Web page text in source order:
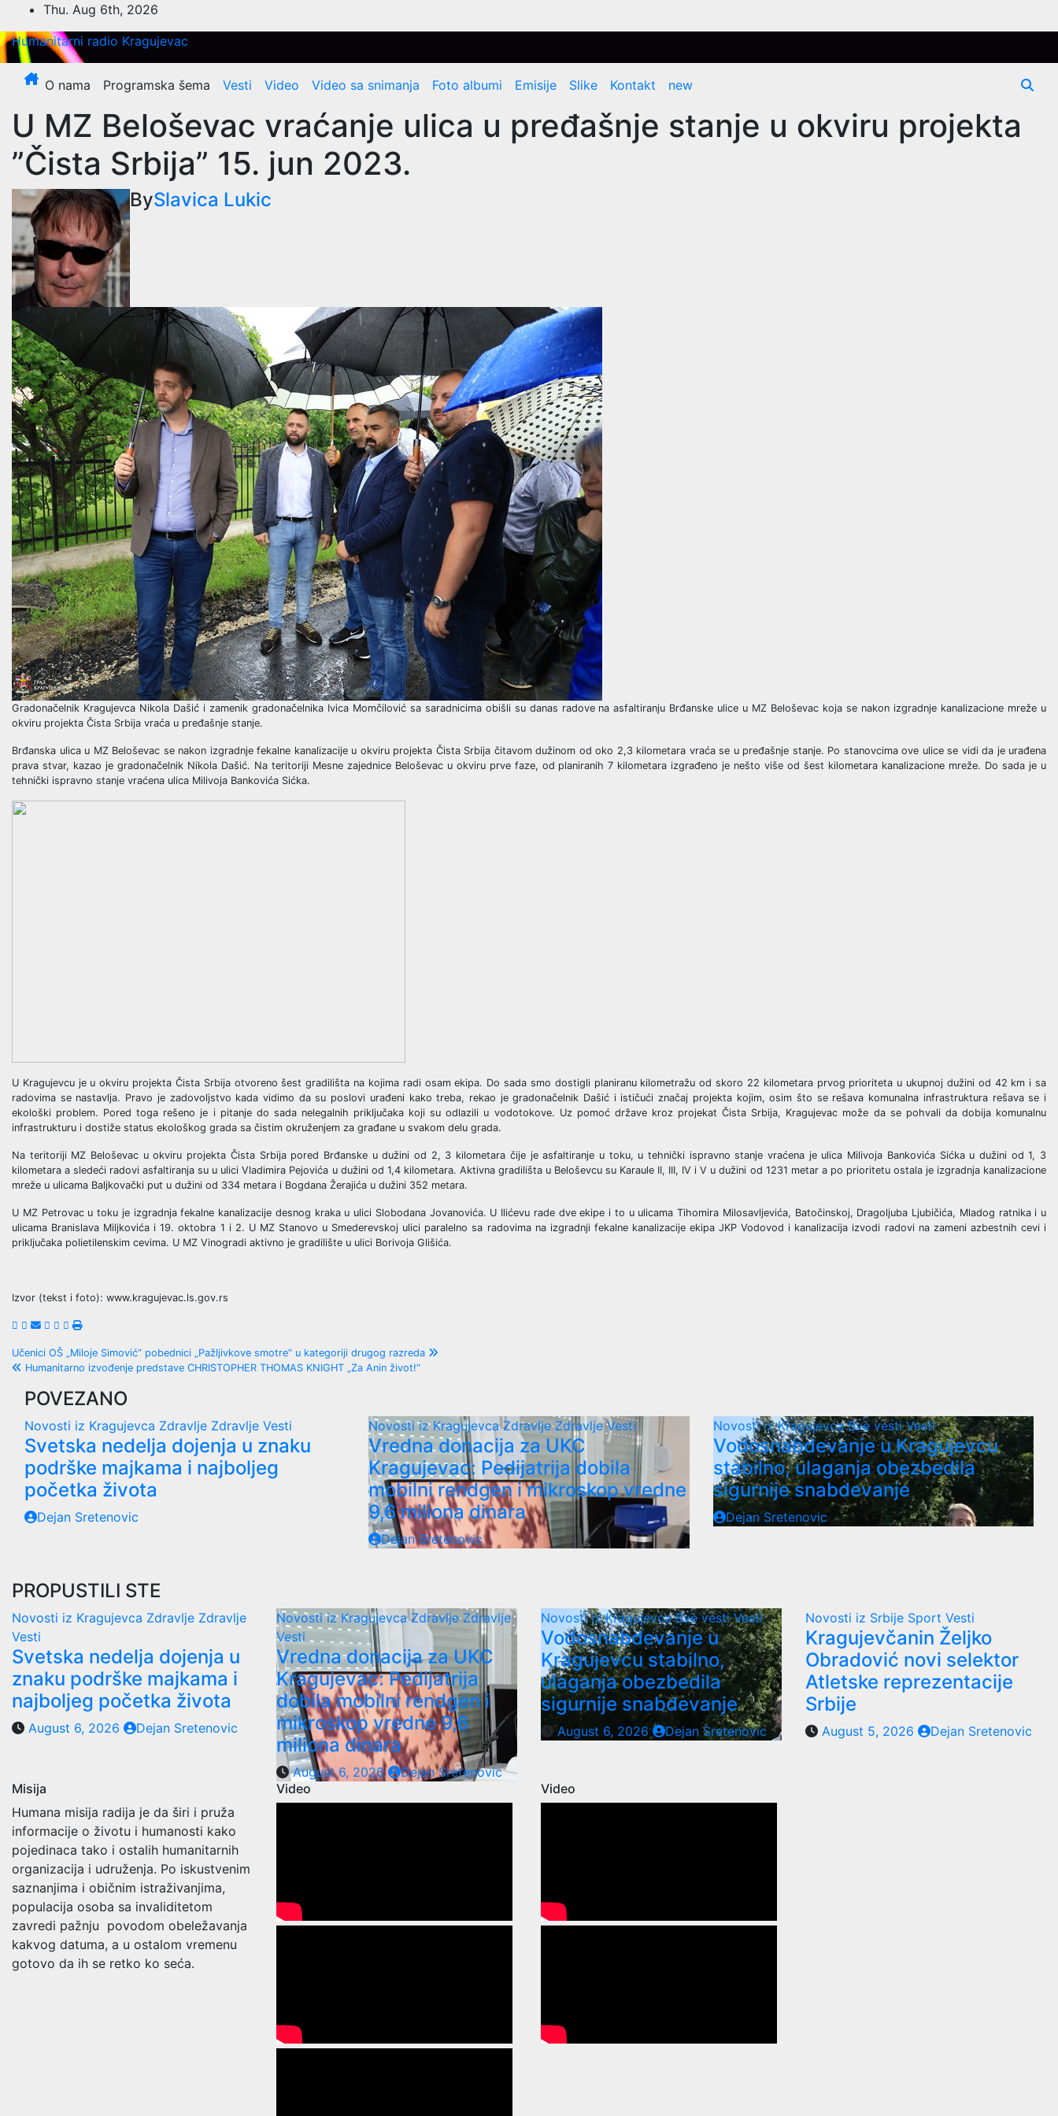
to
content
Thu. Aug 6th, 2026
Humanitarni radio Kragujevac
O nama Programska šema Vesti Video Video sa snimanja Foto albumi Emisije Slike Kontakt new
U MZ Beloševac vraćanje ulica u pređašnje stanje u okviru projekta
”Čista Srbija” 15. jun 2023.
BySlavica Lukic
Gradonačelnik Kragujevca Nikola Dašić i zamenik gradonačelnika Ivica Momčilović sa saradnicima obišli su danas radove na asfaltiranju Brđanske ulice u MZ Beloševac koja se nakon izgradnje kanalizacione mreže u
okviru projekta Čista Srbija vraća u pređašnje stanje.
Brđanska ulica u MZ Beloševac se nakon izgradnje fekalne kanalizacije u okviru projekta Čista Srbija čitavom dužinom od oko 2,3 kilometara vraća se u pređašnje stanje. Po stanovcima ove ulice se vidi da je urađena
prava stvar, kazao je gradonačelnik Nikola Dašić. Na teritoriji Mesne zajednice Beloševac u okviru prve faze, od planiranih 7 kilometara izgrađeno je nešto više od šest kilometara kanalizacione mreže. Do sada je u
tehnički ispravno stanje vraćena ulica Milivoja Bankovića Sićka.
U Kragujevcu je u okviru projekta Čista Srbija otvoreno šest gradilišta na kojima radi osam ekipa. Do sada smo dostigli planiranu kilometražu od skoro 22 kilometara prvog prioriteta u ukupnoj dužini od 42 km i sa
radovima se nastavlja. Pravo je zadovoljstvo kada vidimo da su poslovi urađeni kako treba, rekao je gradonačelnik Dašić i ističući značaj projekta kojim, osim što se rešava komunalna infrastruktura rešava se i
ekološki problem. Pored toga rešeno je i pitanje do sada nelegalnih priključaka koji su odlazili u vodotokove. Uz pomoć države kroz projekat Čista Srbija, Kragujevac može da se pohvali da dobija komunalnu
infrastrukturu i dostiže status ekološkog grada sa čistim okruženjem za građane u svakom delu grada.
Na teritoriji MZ Beloševac u okviru projekta Čista Srbija pored Brđanske u dužini od 2, 3 kilometara čije je asfaltiranje u toku, u tehnički ispravno stanje vraćena je ulica Milivoja Bankovića Sićka u dužini od 1, 3
kilometara a sledeći radovi asfaltiranja su u ulici Vladimira Pejovića u dužini od 1,4 kilometara. Aktivna gradilišta u Beloševcu su Karaule II, III, IV i V u dužini od 1231 metar a po prioritetu ostala je izgradnja kanalizacione
mreže u ulicama Baljkovački put u dužini od 334 metara i Bogdana Žerajića u dužini 352 metara.
U MZ Petrovac u toku je izgradnja fekalne kanalizacije desnog kraka u ulici Slobodana Jovanovića. U Ilićevu rade dve ekipe i to u ulicama Tihomira Milosavljevića, Batočinskoj, Dragoljuba Ljubičića, Mladog ratnika i u
ulicama Branislava Miljkovića i 19. oktobra 1 i 2. U MZ Stanovo u Smederevskoj ulici paralelno sa radovima na izgradnji fekalne kanalizacije ekipa JKP Vodovod i kanalizacija izvodi radovi na zameni azbestnih cevi i
priključaka polietilenskim cevima. U MZ Vinogradi aktivno je gradilište u ulici Borivoja Glišića.
Izvor (tekst i foto): www.kragujevac.ls.gov.rs
Post
navigation
Učenici OŠ „Miloje Simović“ pobednici „Pažljivkove smotre“ u kategoriji drugog razreda
Humanitarno izvođenje predstave CHRISTOPHER THOMAS KNIGHT „Za Anin život!“
POVEZANO
Novosti iz Kragujevca Zdravlje Zdravlje Vesti
Svetska nedelja dojenja u znaku
podrške majkama i najboljeg
početka života
Dejan Sretenovic
Novosti iz KragujevcaZdravljeZdravlje Vesti
Vredna donacija za UKC
Kragujevac: Pedijatrija dobila
mobilni rendgen i mikroskop vredne
9,6 miliona dinara
Dejan Sretenovic
Novosti iz KragujevcaSve vestiVesti
Vodosnabdevanje u Kragujevcu
stabilno, ulaganja obezbedila
sigurnije snabdevanje
Dejan Sretenovic
PROPUSTILI STE
Novosti iz Kragujevca Zdravlje Zdravlje
Vesti
Svetska nedelja dojenja u
znaku podrške majkama i
najboljeg početka života
August 6, 2026 Dejan Sretenovic
Novosti iz KragujevcaZdravljeZdravlje
Vesti
Vredna donacija za UKC
Kragujevac: Pedijatrija
dobila mobilni rendgen i
mikroskop vredne 9,6
miliona dinara
August 6, 2026 Dejan Sretenovic
Novosti iz KragujevcaSve vestiVesti
Vodosnabdevanje u
Kragujevcu stabilno,
ulaganja obezbedila
sigurnije snabdevanje
August 6, 2026 Dejan Sretenovic
Novosti iz Srbije Sport Vesti
Kragujevčanin Željko
Obradović novi selektor
Atletske reprezentacije
Srbije
August 5, 2026 Dejan Sretenovic
Misija
Humana misija radija je da širi i pruža
informacije o životu i humanosti kako
pojedinaca tako i ostalih humanitarnih
organizacija i udruženja. Po iskustvenim
saznanjima i običnim istraživanjima,
populacija osoba sa invaliditetom
zavredi pažnju povodom obeležavanja
kakvog datuma, a u ostalom vremenu
gotovo da ih se retko ko seća.
Video Video